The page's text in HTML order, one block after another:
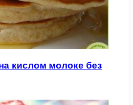
кислом молоке без